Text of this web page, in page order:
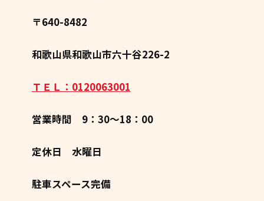
〒640-8482
和歌山県和歌山市六十谷226-2
ＴＥＬ：0120063001
営業時間 9：30～18：00
定休日 水曜日
駐車スペース完備